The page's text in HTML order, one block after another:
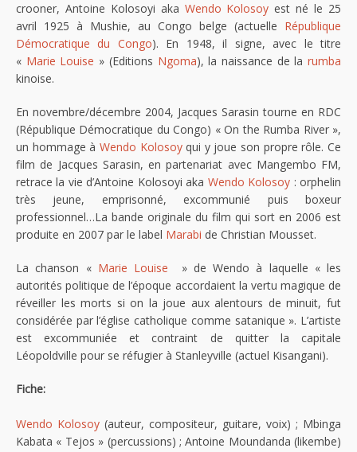
crooner, Antoine Kolosoyi aka Wendo Kolosoy est né le 25
avril 1925 à Mushie, au Congo belge (actuelle République
Démocratique du Congo). En 1948, il signe, avec le titre
« Marie Louise » (Editions Ngoma), la naissance de larumba
kinoise.
En novembre/décembre 2004, Jacques Sarasin tourne en RDC
(République Démocratique du Congo) « On the Rumba River »,
un hommage à Wendo Kolosoyqui y joue son propre rôle. Ce
film de Jacques Sarasin, en partenariat avec Mangembo FM,
retrace la vie d’Antoine Kolosoyi aka Wendo Kolosoy : orphelin
très jeune, emprisonné, excommunié puis boxeur
professionnel…La bande originale du film qui sort en 2006 est
produite en 2007 par le label Marabi de Christian Mousset.
La chanson « Marie Louise
» de Wendo à laquelle « les
autorités politique de l’époque accordaient la vertu magique de
réveiller les morts si on la joue aux alentours de minuit, fut
considérée par l’église catholique comme satanique ». L’artiste
est excommuniée et contraint de quitter la capitale
Léopoldville pour se réfugier à Stanleyville (actuel Kisangani).
Fiche:
Wendo Kolosoy (auteur, compositeur, guitare, voix) ; Mbinga
Kabata « Tejos » (percussions) ; Antoine Moundanda (likembe)